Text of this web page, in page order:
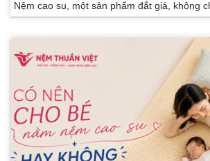
Nệm cao su, một sản phẩm đắt giá, không